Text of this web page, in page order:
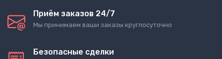
Приём заказов 24/7
Мы принимаем ваши заказы круглосуточно
Безопасные сделки